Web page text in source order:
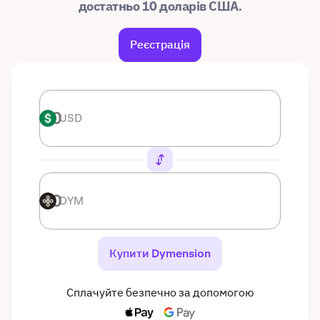
достатньо 10 доларів США.
Реєстрація
USD USD
DYM DYM
Купити Dymension
Сплачуйте безпечно за допомогою